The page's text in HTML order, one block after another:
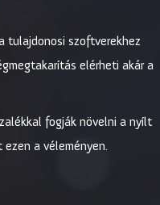
tulajdonosi szoftverekhez
elérheti akár a
fogják növelni a nyílt
a véleményen.